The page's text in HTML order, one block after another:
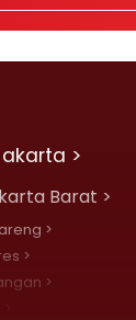
>
Barat >
>
>
>